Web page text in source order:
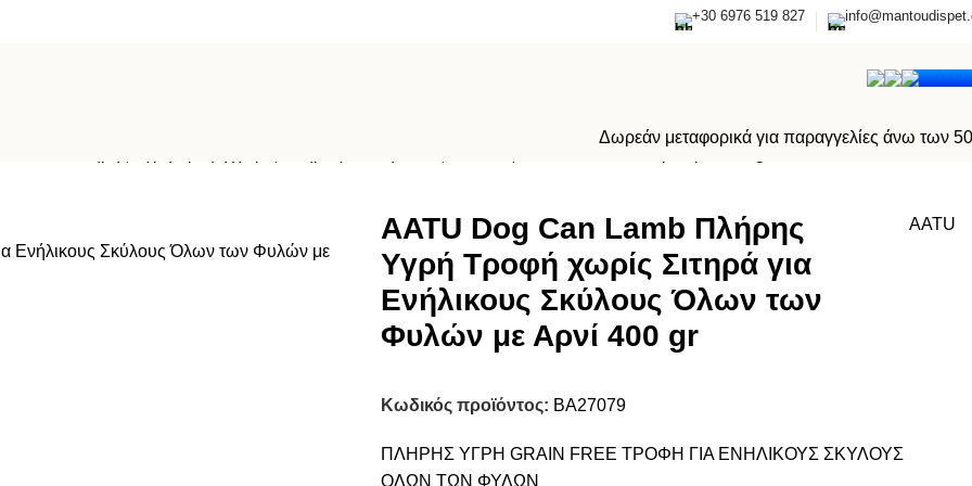
+30 6976 519 827
0,00
Δωρεάν μεταφορικά για παραγγελίες άνω των
AATU Dog Can Lamb Πλήρης
Υγρή Τροφή χωρίς Σιτηρά για
Ενήλικους Σκύλους Όλων των
Φυλών με Αρνί 400 gr
AATU
Κωδικός προϊόντος: ΒΑ27079
ΠΛΗΡΗΣ ΥΓΡΗ GRAIN FREE ΤΡΟΦΗ ΓΙΑ ΕΝΗΛΙΚΟΥΣ ΣΚΥΛΟΥΣ
ΟΛΩΝ ΤΩΝ ΦΥΛΩΝ